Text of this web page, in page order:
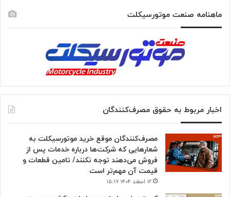
ماهنامه صنعت موتورسیکلت
اخبار مربوط به حقوق مصرف‌کنندگان
مصرف‌کنندگان موقع خرید موتورسیکلت به
شعارهایی که شرکت‌ها درباره خدمات پس از
فروش می‌دهند توجه نکنند/ تامین قطعات و
قیمت آن مهم‌تر است
۱۲ اسفند ۱۴۰۴ ۱۵:۱۷